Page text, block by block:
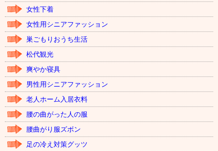
女性下着
女性用シニアファッション
巣ごもりおうち生活
松代観光
爽やか寝具
男性用シニアファッション
老人ホーム入居衣料
腰の曲がった人の服
腰曲がり服ズボン
足の冷え対策グッツ